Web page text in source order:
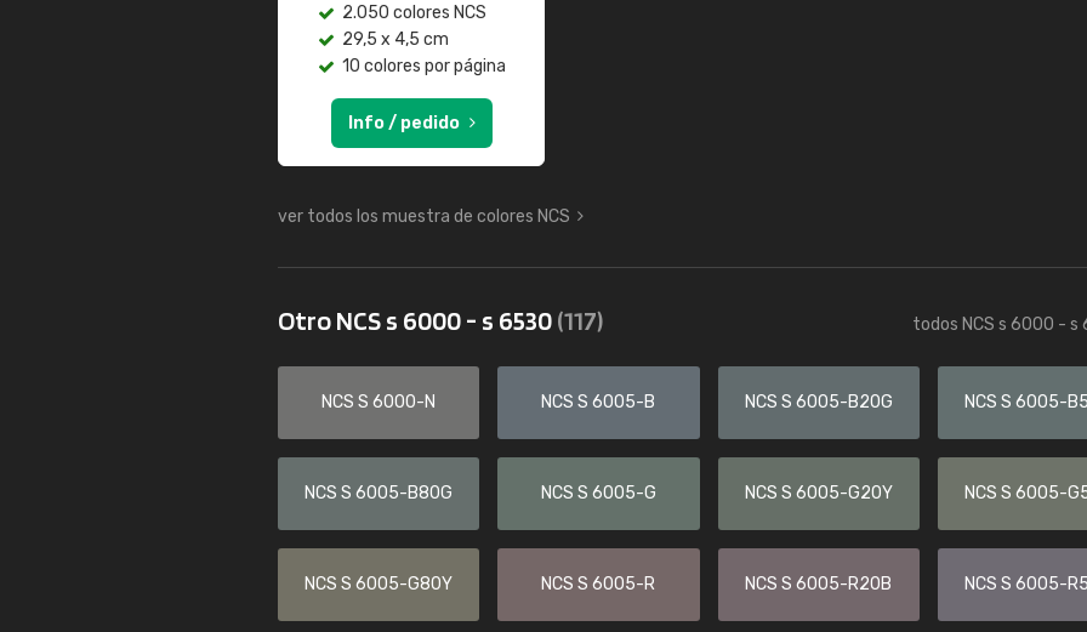
2.050 colores NCS
29,5 x 4,5 cm
10 colores por página
Info / pedido
ver todos los muestra de colores NCS
Otro NCS s 6000 - s 6530(117) todos NCS s 6000 - s
NCS S 6000-N NCS S 6005-B NCS S 6005-B20G NCS S 6005-
NCS S 6005-B80G NCS S 6005-G NCS S 6005-G20Y NCS S 6005-
NCS S 6005-G80Y NCS S 6005-R NCS S 6005-R20B NCS S 6005-